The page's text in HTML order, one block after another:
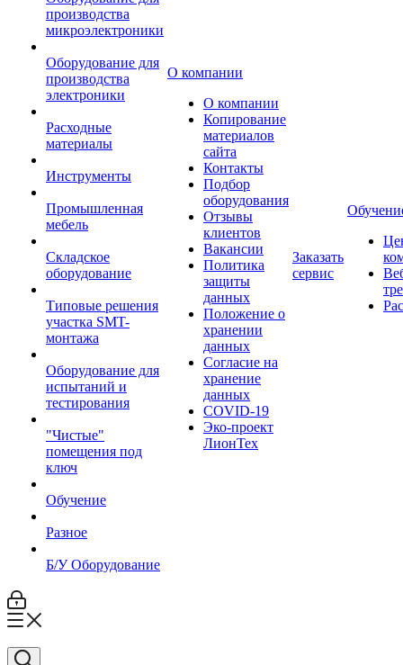
производства
микроэлектроники
Оборудование для
производства
электроники
Расходные
материалы
Инструменты
Промышленная
мебель
Складское
оборудование
Типовые решения
участка SMT-
монтажа
Оборудование для
испытаний и
тестирования
"Чистые"
помещения под
ключ
Обучение
Разное
Б/У Оборудование
О компании
О компании
Копирование
материалов
сайта
Контакты
Подбор
оборудования
Отзывы
клиентов
Вакансии
Политика
защиты
данных
Положение о
хранении
данных
Согласие на
хранение
данных
COVID-19
Эко-проект
ЛионТех
Заказать
сервис